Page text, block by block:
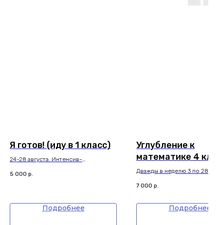
Я готов! (иду в 1 класс)
24-28 августа. Интенсив-
5 000 р.
Подробнее
Углубление к
математике 4
Дважды в неделю 3 по 28
7 000 р.
Подробнее